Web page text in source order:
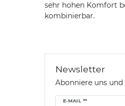
sehr hohen Komfort
kombinierbar.
Newsletter
Abonniere uns
E-MAIL **
Newsletter